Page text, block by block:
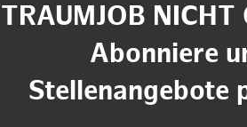
TRAUMJOB NICHT
Abonniere
Stellenangebote